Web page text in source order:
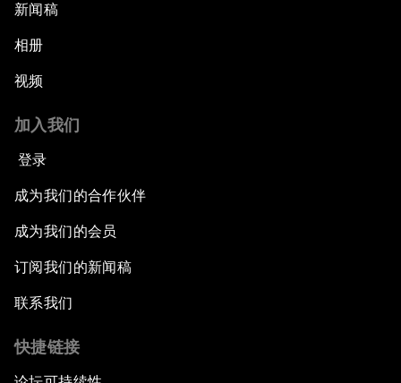
新闻稿
相册
视频
加入我们
登录
成为我们的合作伙伴
成为我们的会员
订阅我们的新闻稿
联系我们
快捷链接